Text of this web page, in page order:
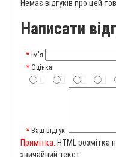
Немає відгуків про цей
Написати
ім'я
Оцінка
Ваш відгук:
Примітка: HTML розмітка
звичайний текст.